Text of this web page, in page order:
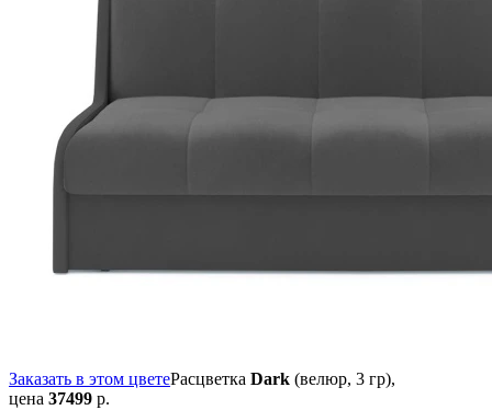
Заказать в этом цветеРасцветка Dark (велюр, 3 гр),
цена 37499 р.